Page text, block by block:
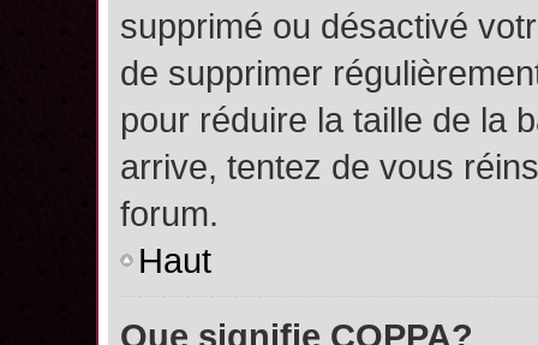
supprimé ou désactivé
de supprimer
pour réduire la taille de la
arrive, tentez de vous
forum.
Haut
Que signifie COPPA?